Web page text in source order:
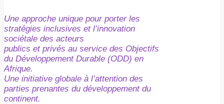
Une approche unique pour porter les
stratégies inclusives et l’innovation
sociétale des acteurs
publics et privés au service des Objectifs
du Développement Durable (ODD) en
Afrique.
Une initiative globale à l’attention des
parties prenantes du développement du
continent.